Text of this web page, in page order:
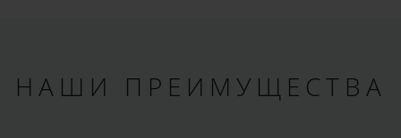
НАШИ ПРЕИМУЩЕСТВА